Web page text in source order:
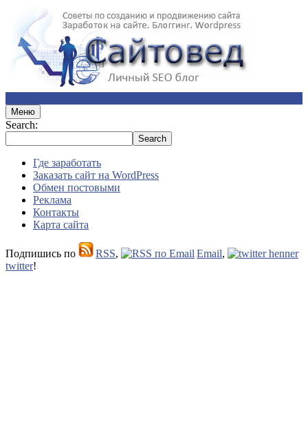
Меню
Search:
Где заработать
Заказать сайт на WordPress
Обмен постовыми
Реклама
Контакты
Карта сайта
Подпишись по RSS, Email,
twitter!